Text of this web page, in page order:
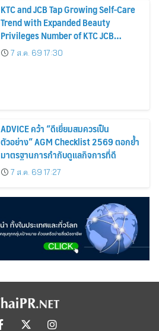
KTC and JCB Tap Growing Self-Care
Trend with Expanded Beauty
Privileges Number of KTC JCB
Cardmembers Spending on
Cosmetics Rises 26%
7 ส.ค. 69 17:30
ADVICE คว้า “ดีเยี่ยมสมควรเป็น
ตัวอย่าง” AGM Checklist 2569 ตอกย้ำ
มาตรฐานการกำกับดูแลกิจการที่ดี
7 ส.ค. 69 17:27